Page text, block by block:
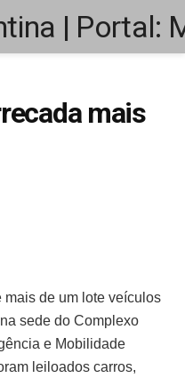
mais
de um lote veículos
sede do Complexo
e Mobilidade
leiloados carros,